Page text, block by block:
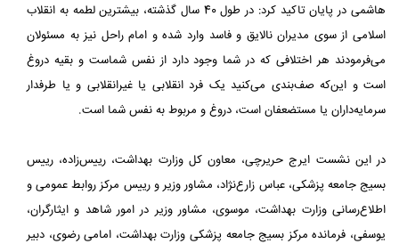
هاشمی در پایان تاکید کرد: در طول 40 سال گذشته، بیشترین لطمه به انقلاب
اسلامی از سوی مدیران نالایق و فاسد وارد شده و امام راحل نیز به مسئولان
می‌فرمودند هر اختلافی که در شما وجود دارد از نفس شماست و بقیه دروغ
است و این‌که صف‌بندی می‌کنید یک فرد انقلابی یا غیرانقلابی و یا طرفدار
سرمایه‌داران یا مستضعفان است، دروغ و مربوط به نفس شما است.
در این نشست ایرج حریرچی، معاون کل وزارت بهداشت، رییس‌زاده، رییس
بسیج جامعه پزشکی، عباس زارع‌نژاد، مشاور وزیر و رییس مرکز روابط عمومی و
اطلاع‌رسانی وزارت بهداشت، موسوی، مشاور وزیر در امور شاهد و ایثارگران،
یوسفی، فرمانده مرکز بسیج جامعه پزشکی وزارت بهداشت، امامی رضوی، دبیر